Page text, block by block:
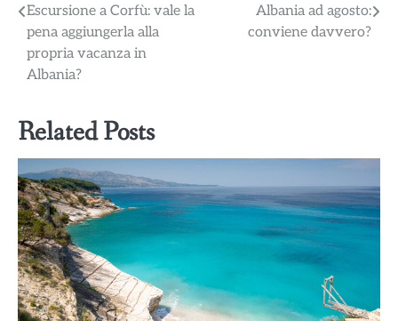
Navigazione
articoli
Escursione a Corfù: vale la
pena aggiungerla alla
propria vacanza in
Albania?
Albania ad agosto:
conviene davvero?
Related Posts